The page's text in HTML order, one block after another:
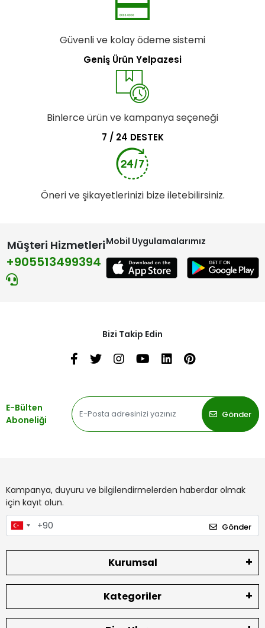
Güvenli ve kolay ödeme sistemi
Geniş Ürün Yelpazesi
Binlerce ürün ve kampanya seçeneği
7 / 24 DESTEK
Öneri ve şikayetlerinizi bize iletebilirsiniz.
Müşteri Hizmetleri
+905513499394
Mobil Uygulamalarımız
Bizi Takip Edin
E-Bülten
Aboneliği
Gönder
Kampanya, duyuru ve bilgilendirmelerden haberdar olmak
için kayıt olun.
Gönder
Kurumsal
Kategoriler